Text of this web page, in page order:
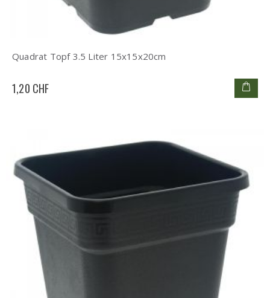
Quadrat Topf 3.5 Liter 15x15x20cm
1,20 CHF